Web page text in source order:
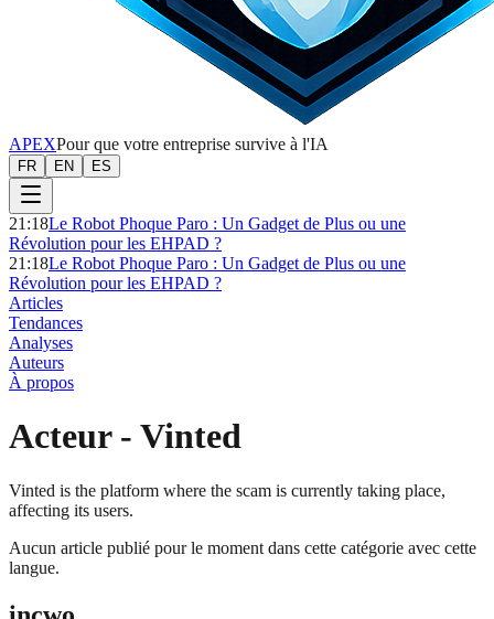
APEXPour que votre entreprise survive à l'IA
FR EN ES
21:18Le Robot Phoque Paro : Un Gadget de Plus ou une
Révolution pour les EHPAD ?
21:18Le Robot Phoque Paro : Un Gadget de Plus ou une
Révolution pour les EHPAD ?
Articles
Tendances
Analyses
Auteurs
À propos
Acteur- Vinted
Vinted is the platform where the scam is currently taking place,
affecting its users.
Aucun article publié pour le moment dans cette catégorie avec cette
langue.